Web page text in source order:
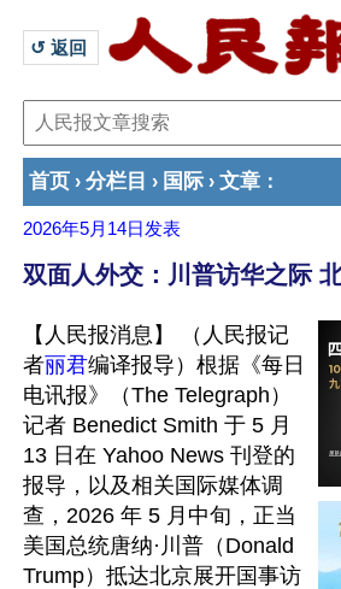
↺ 返回
首页 › 分栏目 › 国际 › 文章 ：
2026年5月14日 发表
双面人外交：川普访华之际
【人民报消息】 （人民报记
者丽君编译报导）根据《每日
电讯报》（The Telegraph）
记者 Benedict Smith 于 5 月
13 日在 Yahoo News 刊登的
报导，以及相关国际媒体调
查，2026 年 5 月中旬，正当
美国总统唐纳·川普（Donald
Trump）抵达北京展开国事访